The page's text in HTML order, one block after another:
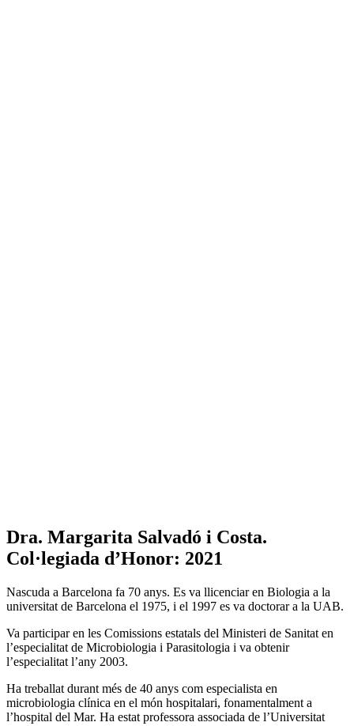
Dra. Margarita Salvadó i Costa.
Col·legiada d’Honor: 2021
Nascuda a Barcelona fa 70 anys. Es va llicenciar en Biologia a la
universitat de Barcelona el 1975, i el 1997 es va doctorar a la UAB.
Va participar en les Comissions estatals del Ministeri de Sanitat en
l’especialitat de Microbiologia i Parasitologia i va obtenir
l’especialitat l’any 2003.
Ha treballat durant més de 40 anys com especialista en
microbiologia clínica en el món hospitalari, fonamentalment a
l’hospital del Mar. Ha estat professora associada de l’Universitat